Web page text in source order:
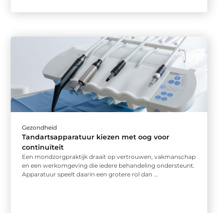
Gezondheid
Tandartsapparatuur kiezen met oog voor
continuïteit
Een mondzorgpraktijk draait op vertrouwen, vakmanschap
en een werkomgeving die iedere behandeling ondersteunt.
Apparatuur speelt daarin een grotere rol dan ...